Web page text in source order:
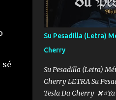
falsas las risas las que
corriente no quieren
trucha mis plebes
un sombrero a veces
lado con la mirada
me fajó una super o a
Glock siempre armado
generaciones yo traigo
Su Pesadilla (Letra)
Cherry
Su Pesadilla (Letra)
Cherry LETRA Su
Tesla Da Cherry